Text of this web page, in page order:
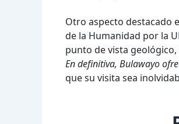
Otro aspecto destacado
de la Humanidad por la
punto de vista
En definitiva, Bulawayo
que su visita sea